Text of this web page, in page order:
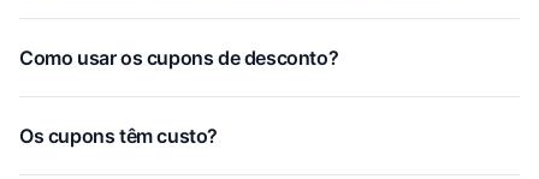
Como usar os cupons de desconto?
Os cupons têm custo?